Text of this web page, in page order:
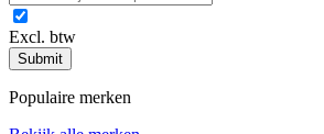
Excl. btw
Submit
Populaire merken